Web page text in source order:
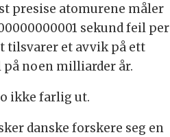
presise atomurene måler
sekund feil per
tilsvarer et avvik på ett
på noen milliarder år.
ikke farlig ut.
danske forskere seg en